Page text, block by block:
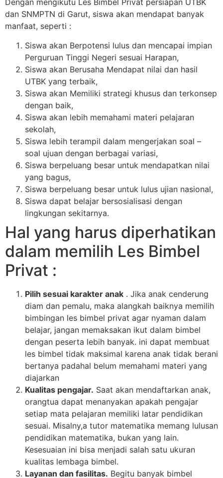
Dengan mengikutu Les Bimbel Privat persiapan UTBK
dan SNMPTN di Garut, siswa akan mendapat banyak
manfaat, seperti :
Siswa akan Berpotensi lulus dan mencapai impian
Perguruan Tinggi Negeri sesuai Harapan,
Siswa akan Berusaha Mendapat nilai dan hasil
UTBK yang terbaik,
Siswa akan Memiliki strategi khusus dan terkonsep
dengan baik,
Siswa akan lebih memahami materi pelajaran
sekolah,
Siswa lebih terampil dalam mengerjakan soal –
soal ujuan dengan berbagai variasi,
Siswa berpeluang besar untuk mendapatkan nilai
yang bagus,
Siswa berpeluang besar untuk lulus ujian nasional,
Siswa dapat belajar bersosialisasi dengan
lingkungan sekitarnya.
Hal yang harus diperhatikan
dalam memilih Les Bimbel
Privat :
Pilih sesuai karakter anak . Jika anak cenderung
diam dan pemalu, maka alangkah baiknya memilih
bimbingan les bimbel privat agar nyaman dalam
belajar, jangan memaksakan ikut dalam bimbel
dengan peserta lebih banyak. ini dapat membuat
les bimbel tidak maksimal karena anak tidak berani
bertanya padahal belum memahami materi yang
diajarkan
Kualitas pengajar. Saat akan mendaftarkan anak,
orangtua dapat menanyakan apakah pengajar
setiap mata pelajaran memiliki latar pendidikan
sesuai. Misalny,a tutor matematika memang lulusan
pendidikan matematika, bukan yang lain.
Kesesuaian ini bisa menjadi salah satu ukuran
kualitas lembaga bimbel.
Layanan dan fasilitas. Begitu banyak bimbel